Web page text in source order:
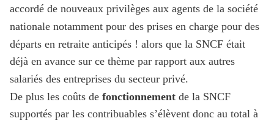
accordé de nouveaux privilèges aux agents de la société
nationale notamment pour des prises en charge pour des
départs en retraite anticipés ! alors que la SNCF était
déjà en avance sur ce thème par rapport aux autres
salariés des entreprises du secteur privé.
De plus les coûts de fonctionnement de la SNCF
supportés par les contribuables s’élèvent donc au total à